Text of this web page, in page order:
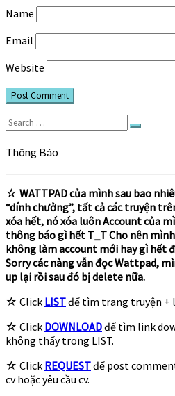
Name
Email
Website
Search
for:
Search
Thông Báo
☆ WATTPAD của mình sau bao
“dính chưởng”, tất cả các truyện
xóa hết, nó xóa luôn Account của
thông báo gì hết T_T Cho nên
không làm account mới hay gì hết
Sorry các nàng vẫn đọc Wattpad,
up lại rồi sau đó bị delete nữa.
☆ Click LISTđể tìm trang truyện +
☆ Click DOWNLOADđể tìm link
không thấy trong LIST.
☆ Click REQUESTđể post
cv hoặc yêu cầu cv.